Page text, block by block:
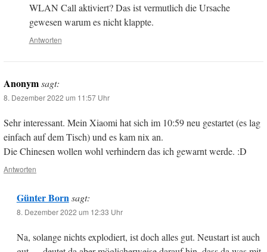
WLAN Call aktiviert? Das ist vermutlich die Ursache
gewesen warum es nicht klappte.
Antworten
Anonymsagt:
8. Dezember 2022 um 11:57 Uhr
Sehr interessant. Mein Xiaomi hat sich im 10:59 neu gestartet (es lag
einfach auf dem Tisch) und es kam nix an.
Die Chinesen wollen wohl verhindern das ich gewarnt werde. :D
Antworten
Günter Born sagt:
8. Dezember 2022 um 12:33 Uhr
Na, solange nichts explodiert, ist doch alles gut. Neustart ist auch